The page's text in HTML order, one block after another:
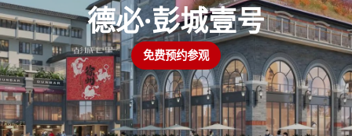
德必·彭城壹号
免费预约参观